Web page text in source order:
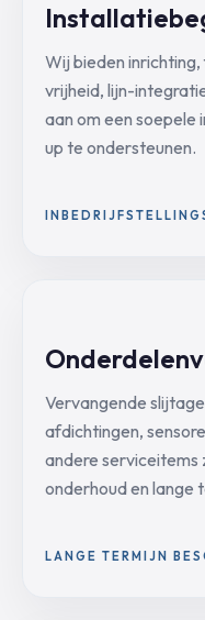
Wij bieden
vrijheid, lijn-
aan om een
up te ondersteunen.
Vervangende
afdichtingen,
andere serviceitems
onderhoud en lange
LANGE TERMIJN